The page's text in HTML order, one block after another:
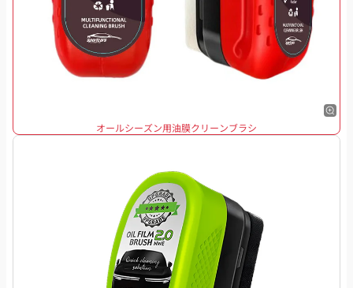
オールシーズン用油膜クリーンブラシ